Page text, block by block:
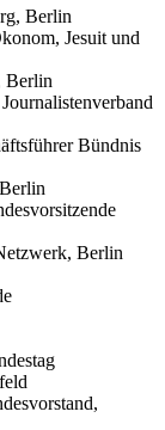
Berlin
Jesuit und
Berlin
Bündnis
Berlin